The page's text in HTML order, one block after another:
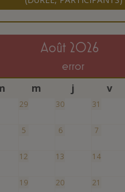
août 2026
error
m j v
29 30 31
5 6 7
12 13 14
19 20 21